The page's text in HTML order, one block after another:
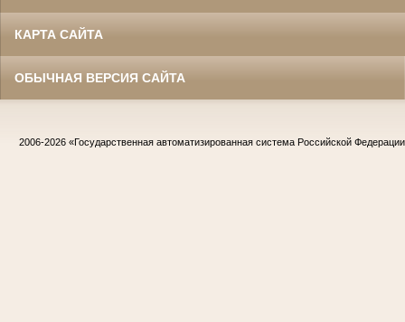
КАРТА САЙТА
ОБЫЧНАЯ ВЕРСИЯ САЙТА
2006-2026 «Государственная автоматизированная система Российской